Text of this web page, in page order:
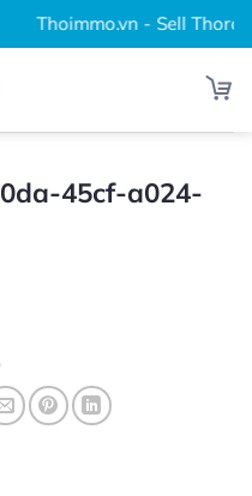
Thoimmo.vn - Sell
45cf-a024-